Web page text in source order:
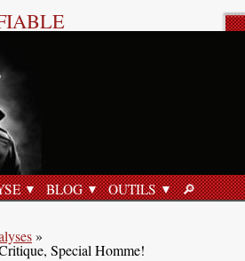
BLOG OUTILS 🔎︎
»
Special Homme!